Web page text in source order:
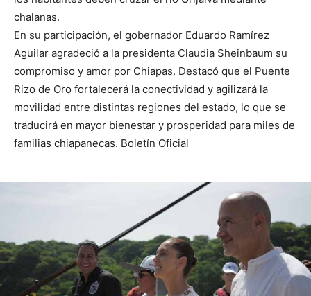
chalanas.
En su participación, el gobernador Eduardo Ramírez
Aguilar agradeció a la presidenta Claudia Sheinbaum su
compromiso y amor por Chiapas. Destacó que el Puente
Rizo de Oro fortalecerá la conectividad y agilizará la
movilidad entre distintas regiones del estado, lo que se
traducirá en mayor bienestar y prosperidad para miles de
familias chiapanecas. Boletín Oficial